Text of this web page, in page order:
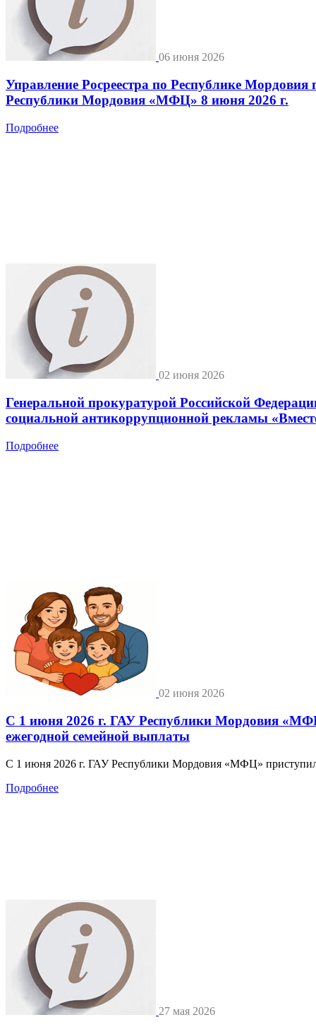
06 июня 2026
Управление Росреестра по Республике
Республики Мордовия «МФЦ» 8 июня 2026 г.
Подробнее
02 июня 2026
Генеральной прокуратурой Российской
социальной антикоррупционной рекламы
Подробнее
02 июня 2026
С 1 июня 2026 г. ГАУ Республики Мордовия
ежегодной семейной выплаты
С 1 июня 2026 г. ГАУ Республики Мордовия «МФЦ»
Подробнее
27 мая 2026